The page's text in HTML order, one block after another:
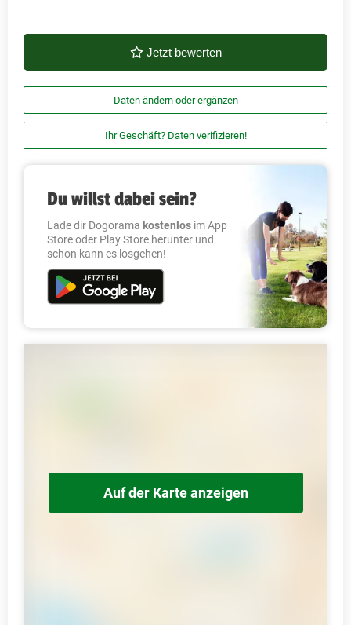
Jetzt bewerten
Daten ändern oder ergänzen
Ihr Geschäft? Daten verifizieren!
Du willst dabei sein?
Lade dir Dogorama kostenlos im App
Store oder Play Store herunter und
schon kann es losgehen!
Auf der Karte anzeigen